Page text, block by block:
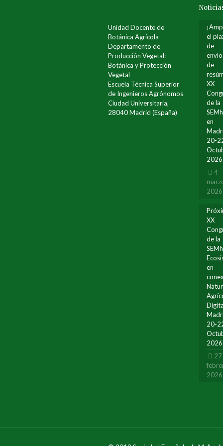
Unidad Docente de
Botánica Agrícola
Departamento de
Producción Vegetal:
Botánica y Protección
Vegetal
Escuela Técnica Superior
de Ingenieros Agrónomos
Ciudad Universitaria,
28040 Madrid (España)
el
de
envío
de
XX
de la
SEMh
en
20-
2026
4
2026
XX
de la
en
20-
2026
27
2026